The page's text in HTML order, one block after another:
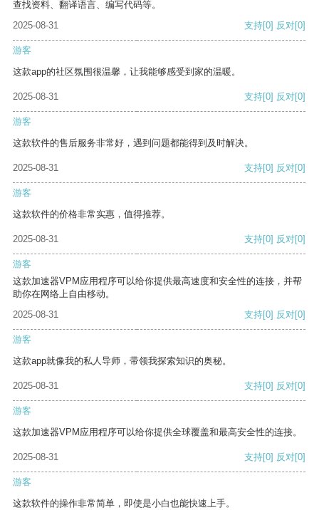
查找资料、翻译语言、编写代码等。
2025-08-31
支持[0] 反对[0]
游客
这款app的社区氛围很温馨，让我能够感受到家的温暖。
2025-08-31 支持[0] 反对[0]
游客
这款软件的售后服务非常好，遇到问题都能得到及时解决。
2025-08-31 支持[0] 反对[0]
游客
这款软件的价格非常实惠，值得推荐。
2025-08-31 支持[0] 反对[0]
游客
这款加速器VPM应用程序可以给你提供最高速度和安全性的连接，并帮
助你在网络上自由移动。
2025-08-31
支持[0] 反对[0]
游客
这款app就像我的私人导师，带领我探索知识的奥秘。
2025-08-31 支持[0] 反对[0]
游客
这款加速器VPM应用程序可以给你提供全球覆盖和最高安全性的连接。
2025-08-31 支持[0] 反对[0]
游客
这款软件的操作非常简单，即使是小白也能快速上手。